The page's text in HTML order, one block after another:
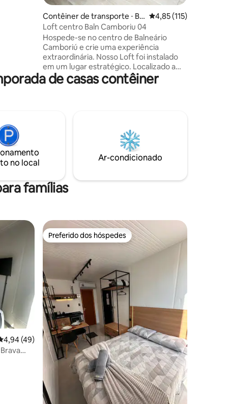
Contêiner de transporte ⋅ Bal
neário Camboriú
4,85 de uma avaliação
4,85 (115)
Loft centro Baln Camboriu 04
Hospede-se no centro de Balneário
Camboriú e crie uma experiência
extraordinária. Nosso Loft foi instalado
em um lugar estratégico. Localizado a
poucos minutos da praia e de bons
restaurantes. Você pode contar com o
toalhas de banho para recebê-los da
melhor forma possível. Seu check-in é
feito sozinho através de senhas,
facilitando o horário da sua chegada.
de casas contêiner
no local
Ar-condicionado
famílias
de uma avaliação média de 5, 49 avaliações
4,94 (49)
Preferido dos hóspedes
Preferido dos hóspedes